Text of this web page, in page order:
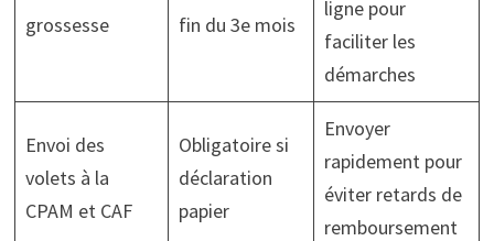
grossesse
fin du 3e mois
ligne pour
faciliter les
démarches
Envoi des
volets à la
CPAM et CAF
Obligatoire si
déclaration
papier
Envoyer
rapidement pour
éviter retards de
remboursement